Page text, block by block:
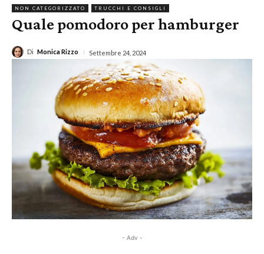
NON CATEGORIZZATO TRUCCHI E CONSIGLI
Quale pomodoro per hamburger
Di Monica Rizzo Settembre 24, 2024
- Adv -